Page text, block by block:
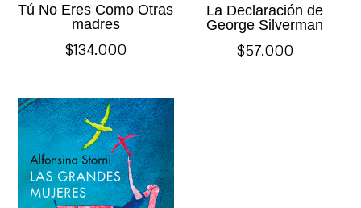
Tú No Eres Como Otras
madres
$134.000
La Declaración de
George Silverman
$57.000